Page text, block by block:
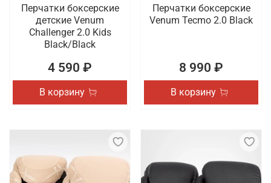
Перчатки боксерские
детские Venum
Challenger 2.0 Kids
Black/Black
4 590 ₽
В корзину
Перчатки боксерские
Venum Tecmo 2.0 Black
8 990 ₽
В корзину